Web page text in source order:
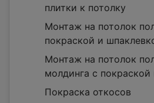
плитки к потолку
Монтаж на потолок
покраской и
Монтаж на потолок
молдинга c
Покраска откосов